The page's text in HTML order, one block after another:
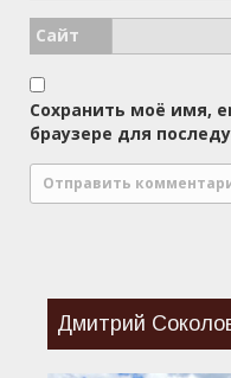
Сайт
Сохранить моё имя,
браузере для
Дмитрий